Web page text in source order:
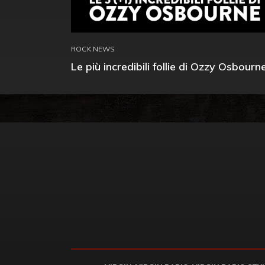
ROCK NEWS
Le più incredibili follie di Ozzy